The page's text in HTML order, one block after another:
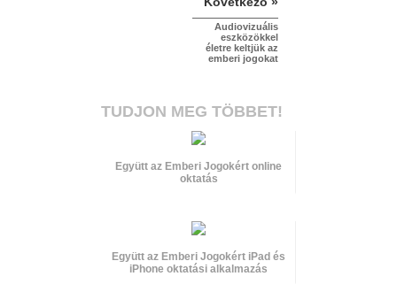
Audiovizuális
eszközökkel
életre keltjük az
emberi jogokat
TUDJON MEG TÖBBET!
Együtt az Emberi Jogokért online
oktatás
Együtt az Emberi Jogokért iPad és
iPhone oktatási alkalmazás